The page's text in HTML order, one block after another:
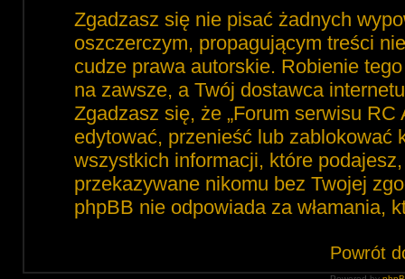
Zgadzasz się nie pisać żadnych
oszczerczym, propagującym treści
cudze prawa autorskie. Robienie
na zawsze, a Twój dostawca
Zgadzasz się, że „Forum serwisu
edytować, przenieść lub zablokować
wszystkich informacji, które
przekazywane nikomu bez Twojej
phpBB nie odpowiada za włamania,
Powrót